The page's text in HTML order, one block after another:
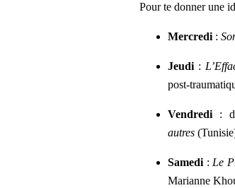
Pour te donner une
Mercredi :
Jeudi :
post-
Vendredi :
autres
Samedi : Le
Marianne